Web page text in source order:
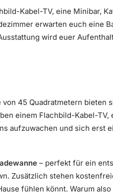
Kabel-TV, eine Minibar,
erwarten euch eine
wird euer
45 Quadratmetern bieten
einem Flachbild-Kabel-TV,
aufzuwachen und sich erst
– perfekt für ein
Zusätzlich stehen
fühlen könnt. Warum